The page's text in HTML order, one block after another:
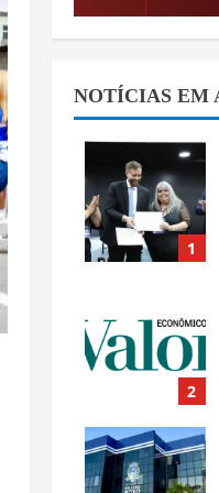
NOTÍCIAS EM
1
2